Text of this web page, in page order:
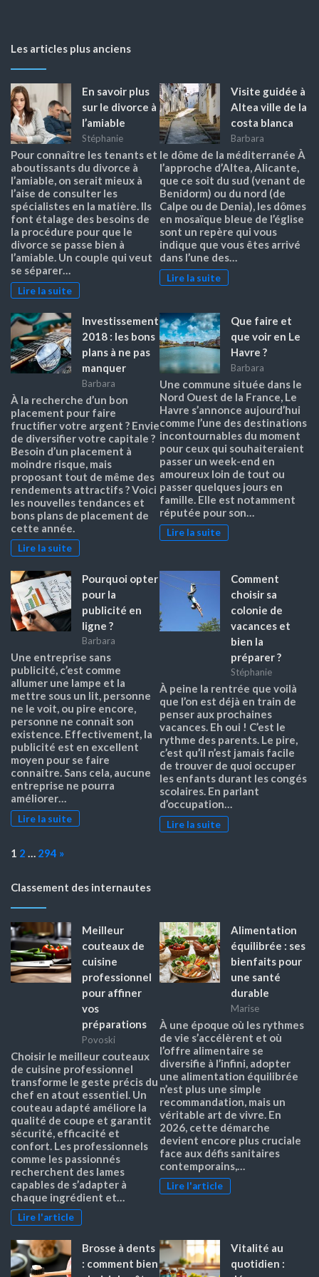
Les articles plus anciens
En savoir plus
sur le divorce à
l’amiable
Stéphanie
Pour connaître les tenants et
aboutissants du divorce à
l’amiable, on serait mieux à
l’aise de consulter les
spécialistes en la matière. Ils
font étalage des besoins de
la procédure pour que le
divorce se passe bien à
l’amiable. Un couple qui veut
se séparer…
Lire la suite
Visite guidée à
Altea ville de la
costa blanca
Barbara
le dôme de la méditerranée À
l’approche d’Altea, Alicante,
que ce soit du sud (venant de
Benidorm) ou du nord (de
Calpe ou de Denia), les dômes
en mosaïque bleue de l’église
sont un repère qui vous
indique que vous êtes arrivé
dans l’une des…
Lire la suite
Investissement
2018 : les bons
plans à ne pas
manquer
Barbara
À la recherche d’un bon
placement pour faire
fructifier votre argent ? Envie
de diversifier votre capitale ?
Besoin d’un placement à
moindre risque, mais
proposant tout de même des
rendements attractifs ? Voici
les nouvelles tendances et
bons plans de placement de
cette année.
Lire la suite
Que faire et
que voir en Le
Havre ?
Barbara
Une commune située dans le
Nord Ouest de la France, Le
Havre s’annonce aujourd’hui
comme l’une des destinations
incontournables du moment
pour ceux qui souhaiteraient
passer un week-end en
amoureux loin de tout ou
passer quelques jours en
famille. Elle est notamment
réputée pour son…
Lire la suite
Pourquoi opter
pour la
publicité en
ligne ?
Barbara
Une entreprise sans
publicité, c’est comme
allumer une lampe et la
mettre sous un lit, personne
ne le voit, ou pire encore,
personne ne connait son
existence. Effectivement, la
publicité est en excellent
moyen pour se faire
connaitre. Sans cela, aucune
entreprise ne pourra
améliorer…
Lire la suite
Comment
choisir sa
colonie de
vacances et
bien la
préparer ?
Stéphanie
À peine la rentrée que voilà
que l’on est déjà en train de
penser aux prochaines
vacances. Eh oui ! C’est le
rythme des parents. Le pire,
c’est qu’il n’est jamais facile
de trouver de quoi occuper
les enfants durant les congés
scolaires. En parlant
d’occupation…
Lire la suite
Page:
1 2 … 294 Next
»
Classement des internautes
Meilleur
couteaux de
cuisine
professionnel
pour affiner
vos
préparations
Povoski
Choisir le meilleur couteaux
de cuisine professionnel
transforme le geste précis du
chef en atout essentiel. Un
couteau adapté améliore la
qualité de coupe et garantit
sécurité, efficacité et
confort. Les professionnels
comme les passionnés
recherchent des lames
capables de s’adapter à
chaque ingrédient et…
Lire l'article
Alimentation
équilibrée : ses
bienfaits pour
une santé
durable
Marise
À une époque où les rythmes
de vie s’accélèrent et où
l’offre alimentaire se
diversifie à l’infini, adopter
une alimentation équilibrée
n’est plus une simple
recommandation, mais un
véritable art de vivre. En
2026, cette démarche
devient encore plus cruciale
face aux défis sanitaires
contemporains,…
Lire l'article
Brosse à dents
: comment bien
Vitalité au
quotidien :